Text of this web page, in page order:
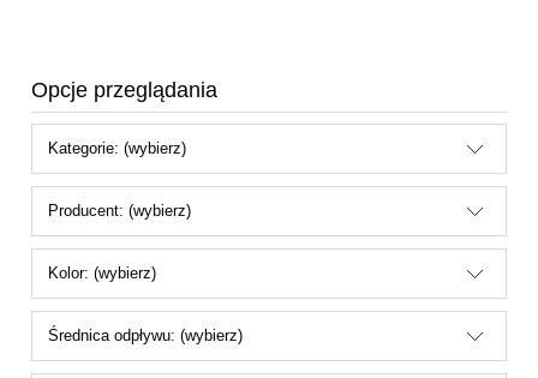
Opcje przeglądania
Kategorie: (wybierz)
Producent: (wybierz)
Kolor: (wybierz)
Średnica odpływu: (wybierz)